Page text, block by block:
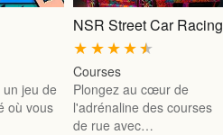
jeu de
où vous
NSR Street Car Racing
★
★
★
★
★
Courses
Plongez au cœur de
l'adrénaline des courses
de rue avec…